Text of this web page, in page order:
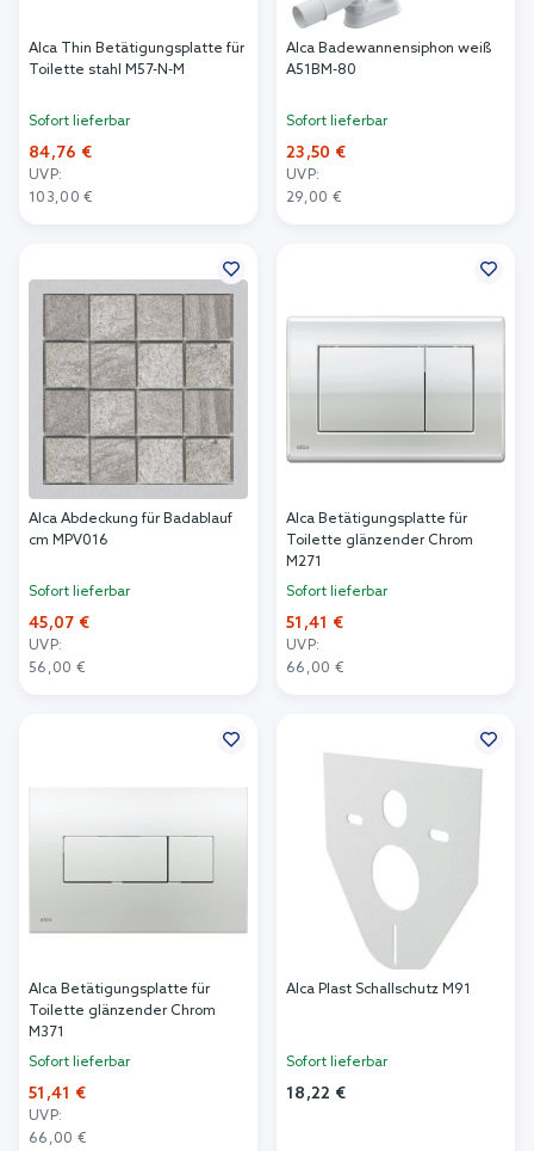
Alca Thin Betätigungsplatte für
Toilette stahl M57-N-M
Sofort lieferbar
84,76 €
UVP:
103,00 €
Alca Badewannensiphon weiß
A51BM-80
Sofort lieferbar
23,50 €
UVP:
29,00 €
Alca Abdeckung für Badablauf
cm MPV016
Sofort lieferbar
45,07 €
UVP:
56,00 €
Alca Betätigungsplatte für
Toilette glänzender Chrom
M271
Sofort lieferbar
51,41 €
UVP:
66,00 €
Alca Betätigungsplatte für
Toilette glänzender Chrom
M371
Sofort lieferbar
51,41 €
UVP:
66,00 €
Alca Plast Schallschutz M91
Sofort lieferbar
18,22 €